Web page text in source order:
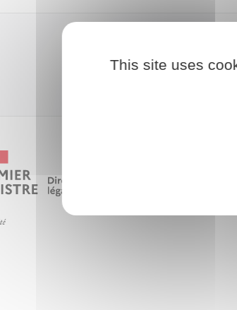
Accéder
Caisse nationale
This site uses